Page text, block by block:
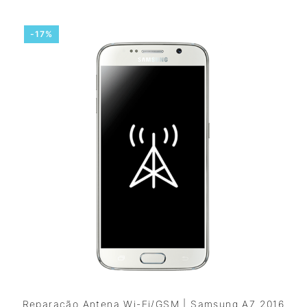
-17%
Reparação Antena Wi-Fi/GSM | Samsung A7 2016